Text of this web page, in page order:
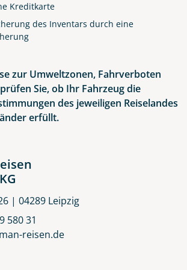
Kreditkarte
des Inventars durch eine
zur Umweltzonen, Fahrverboten
Sie, ob Ihr Fahrzeug die
des jeweiligen Reiselandes
erfüllt.
| 04289 Leipzig
580 31
reisen.de